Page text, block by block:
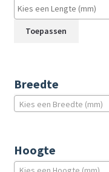
Toepassen
Breedte
Kies een Breedte (mm)
Hoogte